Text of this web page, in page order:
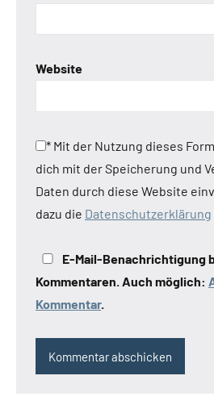
Website
* Mit der Nutzung dieses
dich mit der Speicherung und
Daten durch diese Website
dazu die Datenschutzerklärung
E-Mail-Benachrichtigung
Kommentaren. Auch möglich:
Kommentar.